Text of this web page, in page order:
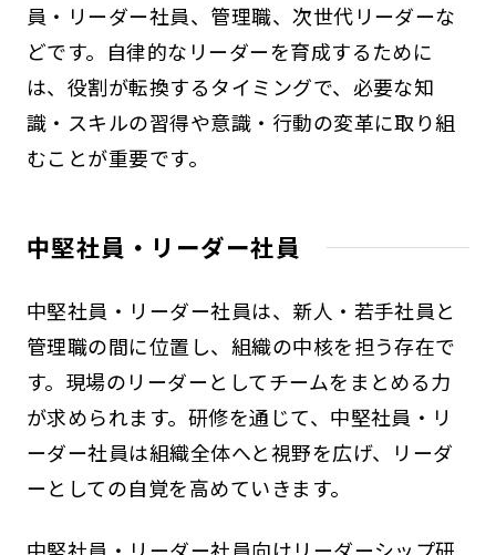
員・リーダー社員、管理職、次世代リーダーな
どです。自律的なリーダーを育成するために
は、役割が転換するタイミングで、必要な知
識・スキルの習得や意識・行動の変革に取り組
むことが重要です。
中堅社員・リーダー社員
中堅社員・リーダー社員は、新人・若手社員と
管理職の間に位置し、組織の中核を担う存在で
す。現場のリーダーとしてチームをまとめる力
が求められます。研修を通じて、中堅社員・リ
ーダー社員は組織全体へと視野を広げ、リーダ
ーとしての自覚を高めていきます。